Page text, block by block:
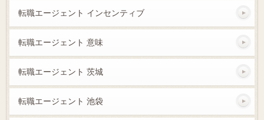
転職エージェント インセンティブ
転職エージェント 意味
転職エージェント 茨城
転職エージェント 池袋